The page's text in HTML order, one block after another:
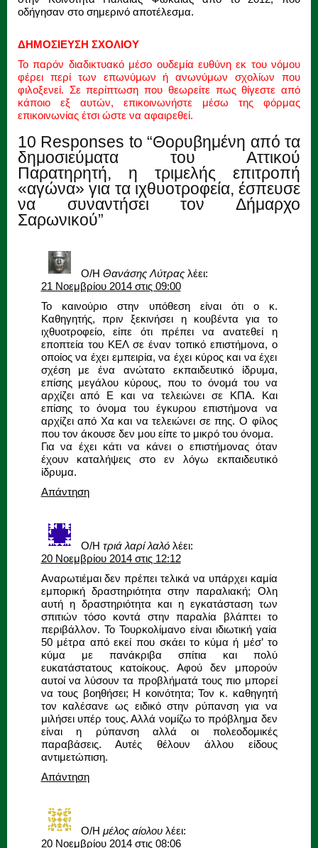
οδήγησαν στο σημερινό αποτέλεσμα.
ΔΗΜΟΣΙΕΥΣΗ ΣΧΟΛΙΟΥ
Το παρόν διαδικτυακό μέσο ουδεμία ευθύνη εκ του νόμου
φέρει περί των επωνύμων ή ανωνύμων σχολίων που
φιλοξενεί. Σε περίπτωση που θεωρείτε πως θίγεστε από
κάποιο εξ αυτών, επικοινωνήστε μέσω της φόρμας
επικοινωνίας έτσι ώστε να αφαιρεθεί.
10 Responses to “Θορυβημένη από τα
δημοσιεύματα του Αττικού
Παρατηρητή, η τριμελής επιτροπή
«αγώνα» για τα ιχθυοτροφεία, έσπευσε
να συναντήσει τον Δήμαρχο
Σαρωνικού”
Ο/Η Θανάσης Λύτρας λέει:
21 Νοεμβρίου 2014 στις 09:00
Το καινούριο στην υπόθεση είναι ότι ο κ.
Καθηγητής, πριν ξεκινήσει η κουβέντα για το
ιχθυοτροφείο, είπε ότι πρέπει να ανατεθεί η
εποπτεία του ΚΕΛ σε έναν τοπικό επιστήμονα, ο
οποίος να έχει εμπειρία, να έχει κύρος και να έχει
σχέση με ένα ανώτατο εκπαιδευτικό ίδρυμα,
επίσης μεγάλου κύρους, που το όνομά του να
αρχίζει από Ε και να τελειώνει σε ΚΠΑ. Και
επίσης το όνομα του έγκυρου επιστήμονα να
αρχίζει από Χα και να τελειώνει σε πης. Ο φίλος
που τον άκουσε δεν μου είπε το μικρό του όνομα.
Για να έχει κάτι να κάνει ο επιστήμονας όταν
έχουν καταλήψεις στο εν λόγω εκπαιδευτικό
ίδρυμα.
Απάντηση
Ο/Η τριά λαρί λαλό λέει:
20 Νοεμβρίου 2014 στις 12:12
Αναρωτιέμαι δεν πρέπει τελικά να υπάρχει καμία
εμπορική δραστηριότητα στην παραλιακή; Ολη
αυτή η δραστηριότητα και η εγκατάσταση των
σπιτιών τόσο κοντά στην παραλία βλάπτει το
περιβάλλον. Το Τουρκολίμανο είναι ιδιωτική γαία
50 μέτρα από εκεί που σκάει το κύμα ή μέσ’ το
κύμα με πανάκριβα σπίτια και πολύ
ευκατάστατους κατοίκους. Αφού δεν μπορούν
αυτοί να λύσουν τα προβλήματά τους πιο μπορεί
να τους βοηθήσει; Η κοινότητα; Τον κ. καθηγητή
τον καλέσανε ως ειδικό στην ρύπανση για να
μιλήσει υπέρ τους. Αλλά νομίζω το πρόβλημα δεν
είναι η ρύπανση αλλά οι πολεοδομικές
παραβάσεις. Αυτές θέλουν άλλου είδους
αντιμετώπιση.
Απάντηση
Ο/Η μέλος αίολου λέει:
20 Νοεμβρίου 2014 στις 08:06